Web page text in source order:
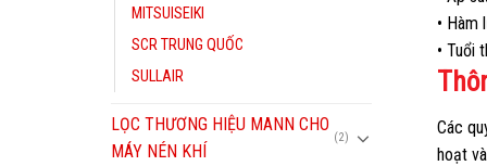
• Hàm
• Tuổi
Các
hoạt
MITSUISEIKI
SCR TRUNG QUỐC
SULLAIR
LỌC THƯƠNG HIỆU MANN CHO
MÁY NÉN KHÍ
(2)